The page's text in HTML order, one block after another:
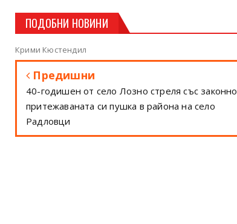
ПОДОБНИ НОВИНИ
Крими Кюстендил
Предишни
40-годишен от село Лозно стреля със законно
притежаваната си пушка в района на село
Радловци